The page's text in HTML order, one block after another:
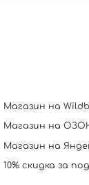
Магазин на
Магазин на
Магазин на
10% скидка за